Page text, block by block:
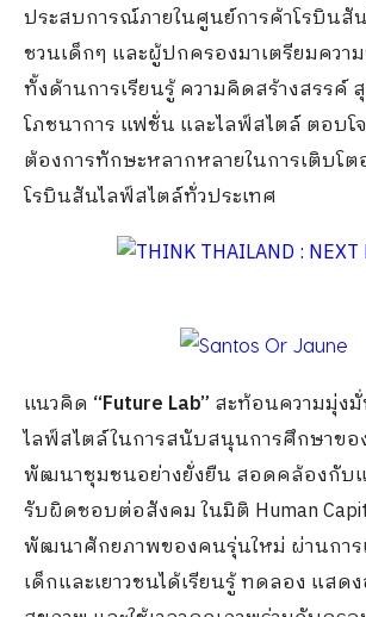
ประสบการณ์ภายในศูนย์การค้าโรบินสั
ชวนเด็กๆ และผู้ปกครองมาเตรียมคว
ทั้งด้านการเรียนรู้ ความคิดสร้างสรรค์
โภชนาการ แฟชั่น และไลฟ์สไตล์ ตอบโ
ต้องการทักษะหลากหลายในการเติบโต
โรบินสันไลฟ์สไตล์ทั่วประเทศ
แนวคิด “Future Lab” สะท้อนความมุ่ง
ไลฟ์สไตล์ในการสนับสนุนการศึกษาขอ
พัฒนาชุมชนอย่างยั่งยืน สอดคล้องกับ
รับผิดชอบต่อสังคม ในมิติ Human
พัฒนาศักยภาพของคนรุ่นใหม่ ผ่านการ
เด็กและเยาวชนได้เรียนรู้ ทดลอง แสด